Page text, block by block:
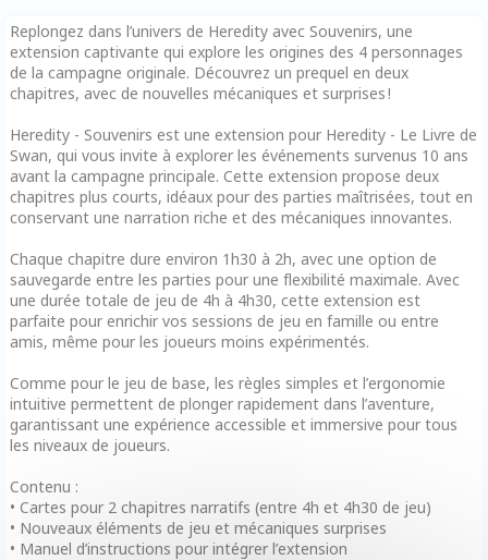
Replongez dans l’univers de Heredity avec Souvenirs, une
extension captivante qui explore les origines des 4 personnages
de la campagne originale. Découvrez un prequel en deux
chapitres, avec de nouvelles mécaniques et surprises !
Heredity - Souvenirs est une extension pour Heredity - Le Livre de
Swan, qui vous invite à explorer les événements survenus 10 ans
avant la campagne principale. Cette extension propose deux
chapitres plus courts, idéaux pour des parties maîtrisées, tout en
conservant une narration riche et des mécaniques innovantes.
Chaque chapitre dure environ 1h30 à 2h, avec une option de
sauvegarde entre les parties pour une flexibilité maximale. Avec
une durée totale de jeu de 4h à 4h30, cette extension est
parfaite pour enrichir vos sessions de jeu en famille ou entre
amis, même pour les joueurs moins expérimentés.
Comme pour le jeu de base, les règles simples et l’ergonomie
intuitive permettent de plonger rapidement dans l’aventure,
garantissant une expérience accessible et immersive pour tous
les niveaux de joueurs.
Contenu :
• Cartes pour 2 chapitres narratifs (entre 4h et 4h30 de jeu)
• Nouveaux éléments de jeu et mécaniques surprises
• Manuel d’instructions pour intégrer l’extension